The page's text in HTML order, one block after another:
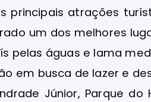
principais atrações
um dos melhores
pelas águas e lama
em busca de lazer e
Júnior, Parque